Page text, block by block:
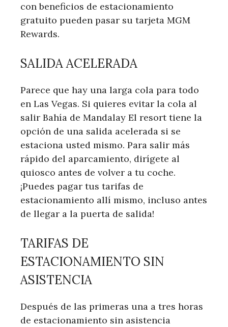
con beneficios de estacionamiento
gratuito pueden pasar su tarjeta MGM
Rewards.
SALIDA ACELERADA
Parece que hay una larga cola para todo
en Las Vegas. Si quieres evitar la cola al
salir Bahía de Mandalay El resort tiene la
opción de una salida acelerada si se
estaciona usted mismo. Para salir más
rápido del aparcamiento, dirígete al
quiosco antes de volver a tu coche.
¡Puedes pagar tus tarifas de
estacionamiento allí mismo, incluso antes
de llegar a la puerta de salida!
TARIFAS DE
ESTACIONAMIENTO SIN
ASISTENCIA
Después de las primeras una a tres horas
de estacionamiento sin asistencia